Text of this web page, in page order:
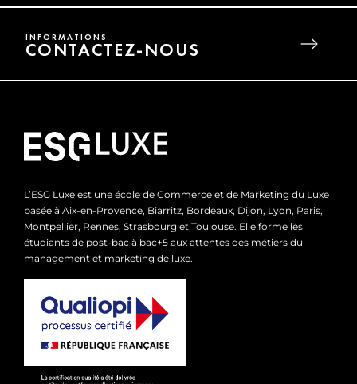
INFORMATIONS
CONTACTEZ-NOUS
L’ESG Luxe est une école de Commerce et de Marketing du Luxe
basée à Aix-en-Provence, Biarritz, Bordeaux, Dijon, Lyon, Paris,
Montpellier, Rennes, Strasbourg et Toulouse. Elle forme les
étudiants de post-bac à bac+5 aux attentes des métiers du
management et marketing de luxe.